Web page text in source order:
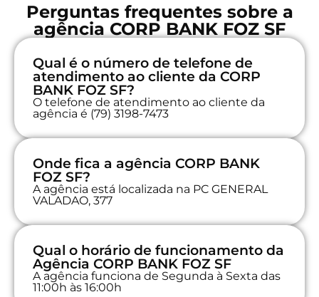
Perguntas frequentes sobre a
agência CORP BANK FOZ SF
Qual é o número de telefone de
atendimento ao cliente da CORP
BANK FOZ SF?
O telefone de atendimento ao cliente da
agência é (79) 3198-7473
Onde fica a agência CORP BANK
FOZ SF?
A agência está localizada na PC GENERAL
VALADAO, 377
Qual o horário de funcionamento da
Agência CORP BANK FOZ SF
A agência funciona de Segunda à Sexta das
11:00h às 16:00h